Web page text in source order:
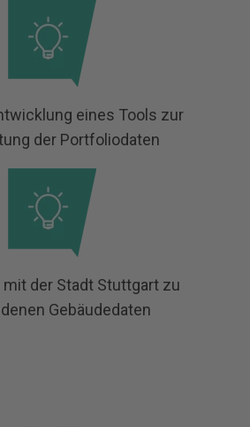
eines Tools zur
der Portfoliodaten
der Stadt Stuttgart zu
Gebäudedaten